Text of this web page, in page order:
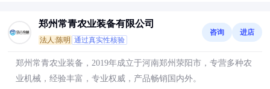
郑州常青农业装备有限公司
法人:陈明 通过真实性核验
咨询 进店
郑州常青农业装备，2019年成立于河南郑州荥阳市，专营多种农
业机械，经验丰富，专业权威，产品畅销国内外。